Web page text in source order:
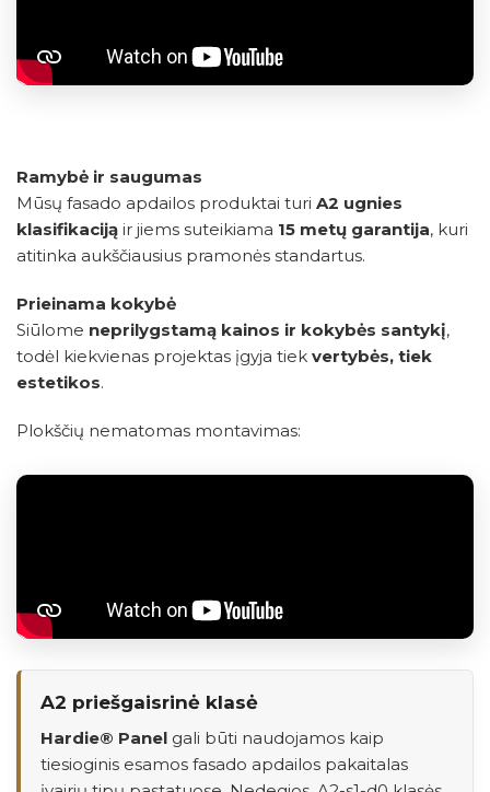
Ramybė ir saugumas
Mūsų fasado apdailos produktai turi A2 ugnies
klasifikaciją ir jiems suteikiama 15 metų garantija, kuri
atitinka aukščiausius pramonės standartus.
Prieinama kokybė
Siūlome neprilygstamą kainos ir kokybės santykį,
todėl kiekvienas projektas įgyja tiek vertybės, tiek
estetikos.
Plokščių nematomas montavimas:
A2 priešgaisrinė klasė
Hardie® Panel gali būti naudojamos kaip
tiesioginis esamos fasado apdailos pakaitalas